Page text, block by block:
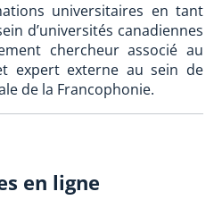
universitaires en tant
d’universités canadiennes
chercheur associé au
expert externe au sein de
de la Francophonie.
en ligne